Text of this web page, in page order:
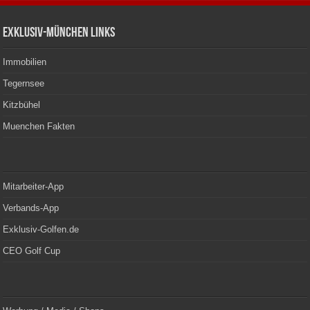
Exklusiv-München Links
Immobilien
Tegernsee
Kitzbühel
Muenchen Fakten
Mitarbeiter-App
Verbands-App
Exklusiv-Golfen.de
CEO Golf Cup